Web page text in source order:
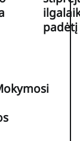
padėtį